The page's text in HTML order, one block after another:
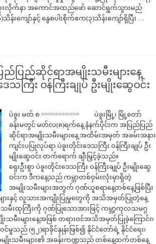
လိုက်နာ အကောင်အထည်ဖော် ဆောင်ရွက်သွားမည်
န်းကျော်နှင့် နွေစပါးစိုက်ဧက(၃)သိန်းကျော်ရှိပြီး …
ြည်ဆိုင်ရာအမျိုးသမီးများနေ့
ြီး ဝန်ကြီးချုပ် ဦးမျိုးဆွေဝင်း
ပဲခူး မတ် ၈ =========== ပဲခူးမြို့၊ မြို့တော်
ခန်းမတွင် မတ်လ(၈)ရက်နေ့ နံနက်ပိုင်းက အပြည်ပြည်
ဆိုင်ရာအမျိုးသမီးများနေ့ အထိမ်းအမှတ် အခမ်းအနား
ကျင်းပပြုလုပ်ရာ ပဲခူးတိုင်းဒေသကြီး ဝန်ကြီးချုပ် ဦး
မျိုးဆွေဝင်း တက်ရောက် ချီးမြှင့်ခဲ့သည်။
ရှေးဦးစွာ ပဲခူးတိုင်းဒေသကြီး ဝန်ကြီးချုပ် ဦးမျိုးဆွေ
ဝင်းက ဒီကနေ့သည် ကမ္ဘာတစ်ဝှမ်းလုံးမှာရှိတဲ့
အမျိုးသမီးများအတွက် ဂုဏ်ယူစရာနေ့တစ်နေ့ဖြစ်ပြီး
ည်များနှင့် လူသားအကျိုးပြုမှုတွေကို အသိအမှတ်ပြုတဲ့နေ့
သမီးထုကြီးကို ဂုဏ်ပြုသောအားဖြင့် ကမ္ဘာ့ကုလသမဂ္ဂ
းများနေ့အဖြစ် တရားဝင်အသိအမှတ်ပြုခဲ့ကြောင်း၊
မှုသည် (၅၂)ရာခိုင်နှုန်းဖြစ်၍ နိုင်ငံတော်ရဲ့ နိုင်ငံရေး၊
မျိုးသမီးများ၏ အခန်းကဏ္ဍသည် တစ်နေ့ထက်တစ်နေ့